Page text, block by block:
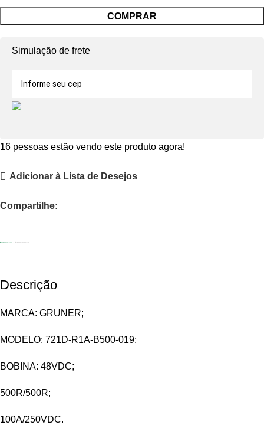
COMPRAR
Simulação de frete
16 pessoas estão vendo este produto agora!
Adicionar à Lista de Desejos
Compartilhe:
Descrição
MARCA: GRUNER;
MODELO: 721D-R1A-B500-019;
BOBINA: 48VDC;
500R/500R;
100A/250VDC.